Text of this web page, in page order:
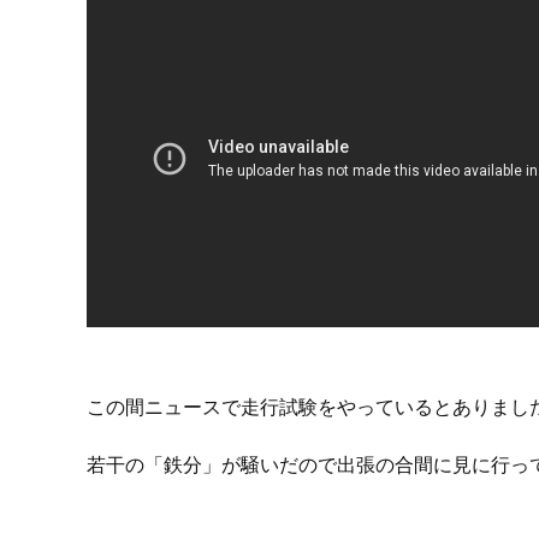
この間ニュースで走行試験をやっているとありまし
若干の「鉄分」が騒いだので出張の合間に見に行っ